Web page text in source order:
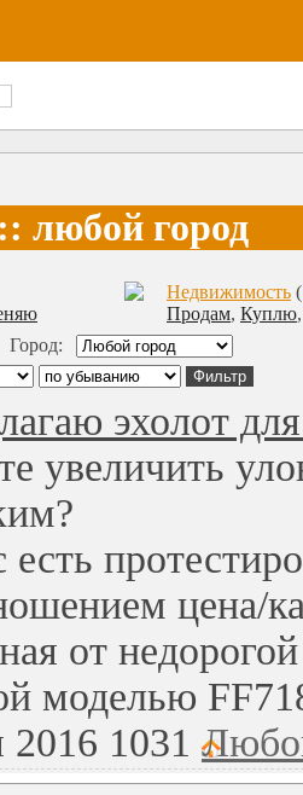
любой город
Недвижимость
Продам, Куплю
Город:
эхолот
увеличить
есть
цена/
от
моделью
2016 1031